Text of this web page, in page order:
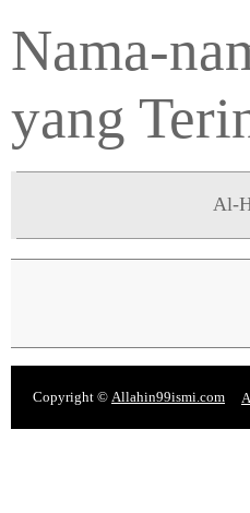
Nama-
yang
Al-
Copyright © Allahin99ismi.com